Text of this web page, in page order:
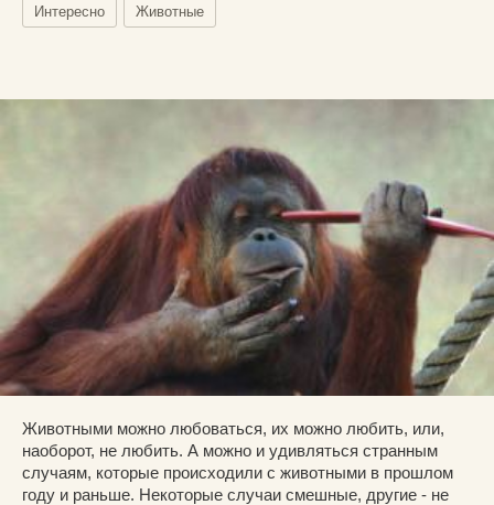
Интересно Животные
Животными можно любоваться, их можно любить, или,
наоборот, не любить. А можно и удивляться странным
случаям, которые происходили с животными в прошлом
году и раньше. Некоторые случаи смешные, другие - не